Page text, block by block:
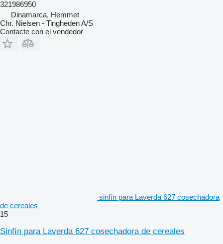
321986950
Dinamarca, Hemmet
Chr. Nielsen - Tingheden A/S
Contacte con el vendedor
sinfín para Laverda 627 cosechadora
de cereales
15
Sinfín para Laverda 627 cosechadora de cereales